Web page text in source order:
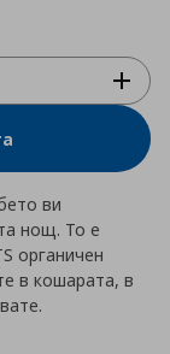
ви
нощ. То е
органичен
в кошарата, в